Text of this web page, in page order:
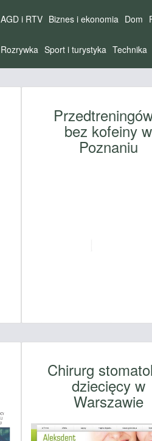
AGD i RTV Biznes i ekonomia Dom
Rozrywka Sport i turystyka Technika
bez kofeiny w
Poznaniu
Chirurg
dziecięcy w
Warszawie